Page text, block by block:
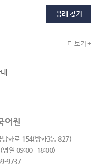
용례 찾기
더 보기 +
화로 154(방화3동 827)
평일 09:00~18:00)
9737